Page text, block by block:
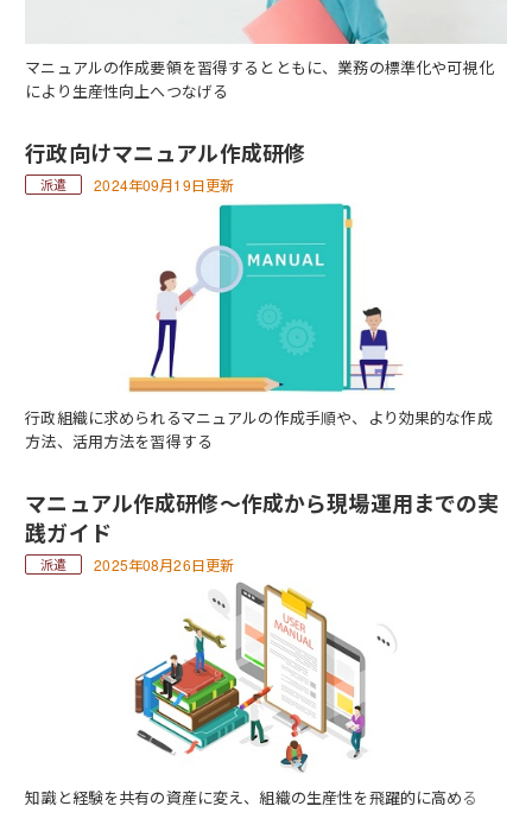
マニュアルの作成要領を習得するとともに、業務の標準化や可視化
により生産性向上へつなげる
行政向けマニュアル作成研修
2024年09月19日更新
行政組織に求められるマニュアルの作成手順や、より効果的な作成
方法、活用方法を習得する
マニュアル作成研修～作成から現場運用までの実
践ガイド
2025年08月26日更新
知識と経験を共有の資産に変え、組織の生産性を飛躍的に高める